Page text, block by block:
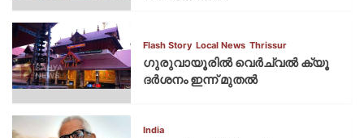
Flash Story Local News Thrissur
ഗുരുവായൂരില്‍ വെര്‍ച്വല്‍ ക്യൂ
ദര്‍ശനം ഇന്ന് മുതല്‍
India